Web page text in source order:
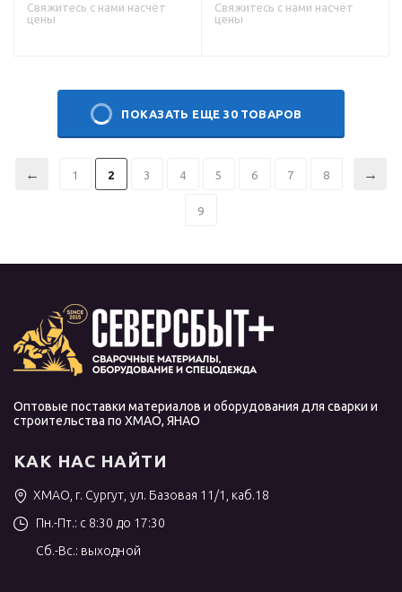
Свяжитесь с нами насчёт
цены
Свяжитесь с нами насчёт
цены
ПОКАЗАТЬ ЕЩЕ 30 ТОВАРОВ
1 2 3 4 5 6 7 8
9
Оптовые поставки материалов и оборудования для сварки и
строительства по ХМАО, ЯНАО
КАК НАС НАЙТИ
ХМАО, г. Сургут, ул. Базовая 11/1, каб.18
Пн.-Пт.: с 8:30 до 17:30
Сб.-Вс.: выходной